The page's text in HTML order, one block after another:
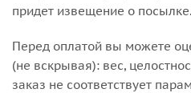
придет извещение о посылке.
Перед оплатой вы можете
(не вскрывая): вес,
заказ не соответствует